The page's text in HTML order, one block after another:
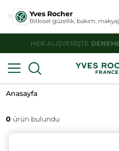
Yves Rocher
Bitkisel güzellik, bakım, makyaj
HER ALIŞVERİŞTE
Anasayfa
0 ürün bulundu